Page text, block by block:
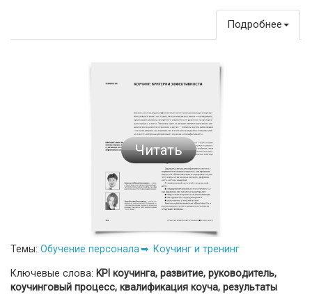
Подробнее
Читать
Темы: Обучение персонала Коучинг и тренинг
Ключевые слова: KPI коучинга, развитие, руководитель,
коучинговый процесс, квалификация коуча, результаты